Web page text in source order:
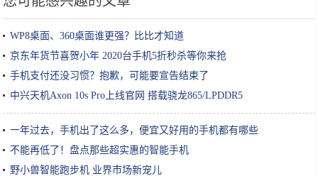
WP8桌面、360桌面谁更强？比比才知道
京东年货节喜贺小年 2020台手机5折秒杀等你来抢
手机支付还没习惯？抱歉，可能要宣告结束了
中兴天机Axon 10s Pro上线官网 搭载骁龙865/LPDDR5
一年过去，手机出了这么多，便宜又好用的手机都有哪些
不能再低了！盘点那些超实惠的智能手机
野小兽智能跑步机 业界市场新宠儿